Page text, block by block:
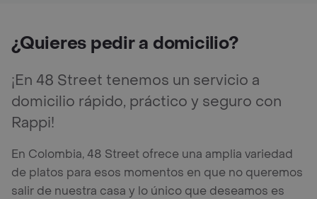
¿Quieres pedir a domicilio?
¡En 48 Street tenemos un servicio a
domicilio rápido, práctico y seguro con
Rappi!
En Colombia, 48 Street ofrece una amplia variedad
de platos para esos momentos en que no queremos
salir de nuestra casa y lo único que deseamos es